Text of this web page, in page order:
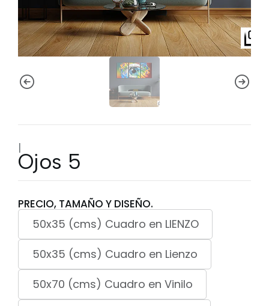
|
Ojos 5
PRECIO, TAMAÑO Y DISEÑO.
50x35 (cms) Cuadro en LIENZO
50x35 (cms) Cuadro en Lienzo
50x70 (cms) Cuadro en Vinilo